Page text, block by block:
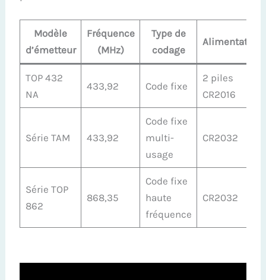
Modèle
d’émetteur
Fréquence
(MHz)
Type de
codage
Alimentation
TOP 432
NA
433,92 Code fixe
2 piles
CR2016
Série TAM 433,92
Code fixe
multi-
usage
CR2032
Série TOP
862
868,35
Code fixe
haute
fréquence
CR2032